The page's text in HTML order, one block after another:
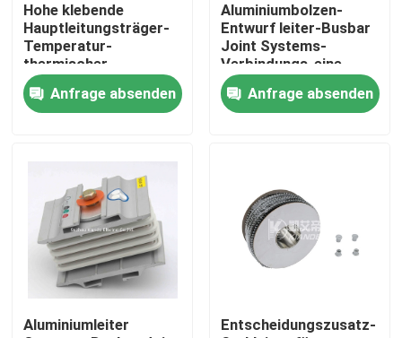
Qualitätskontrolle
Treten Sie mit uns in Verbindung
Fordern Sie ein Zitat
Hauptleitungsträger-Maschine
Hauptleitungsträger-Werkzeugmaschine
Hohe klebende
Hauptleitungsträger-
Temperatur-
thermischer
Indikatoraufkleber auf
Hauptleitungsträger-
Gelenk
Anfrage absenden
Aluminiumbolzen-
Entwurf leiter-Busbar
Joint Systems-
Verbindungs-eine
Anfrage absenden
Aluminiumleiter
Entscheidungszusatz-